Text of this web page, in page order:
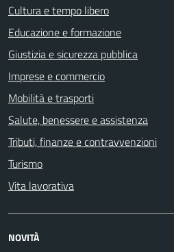
Cultura e tempo libero
Educazione e formazione
Giustizia e sicurezza pubblica
Imprese e commercio
Mobilità e trasporti
Salute, benessere e assistenza
Tributi, finanze e contravvenzioni
Turismo
Vita lavorativa
NOVITÀ